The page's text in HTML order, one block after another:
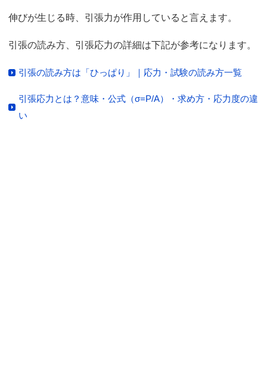
伸びが生じる時、引張力が作用していると言えます。
引張の読み方、引張応力の詳細は下記が参考になります。
引張の読み方は「ひっぱり」｜応力・試験の読み方一覧
引張応力とは？意味・公式（σ=P/A）・求め方・応力度の違
い